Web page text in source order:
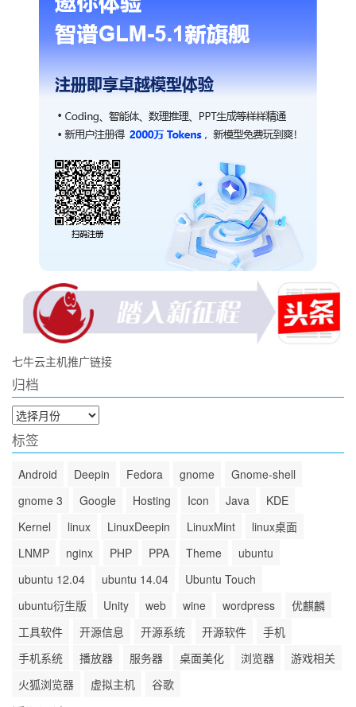
七牛云主机推广链接
归档
归
档
标签
Android Deepin Fedora gnome
Gnome-shell
gnome 3
Google Hosting Icon Java
KDE
Kernel
linux LinuxDeepin LinuxMint
linux桌面
LNMP
nginx PHP PPA Theme
ubuntu
ubuntu 12.04
ubuntu 14.04
Ubuntu Touch
ubuntu衍生版
Unity web wine wordpress
优麒麟
工具软件
开源信息 开源系统 开源软件
手机
手机系统
播放器 服务器 桌面美化 浏览器
游戏相关
火狐浏览器
虚拟主机 谷歌